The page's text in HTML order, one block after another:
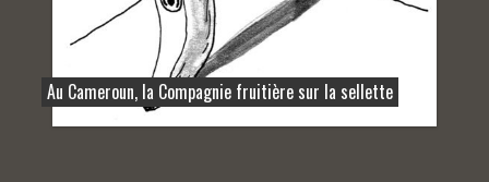
Au Cameroun, la Compagnie fruitière sur la sellette